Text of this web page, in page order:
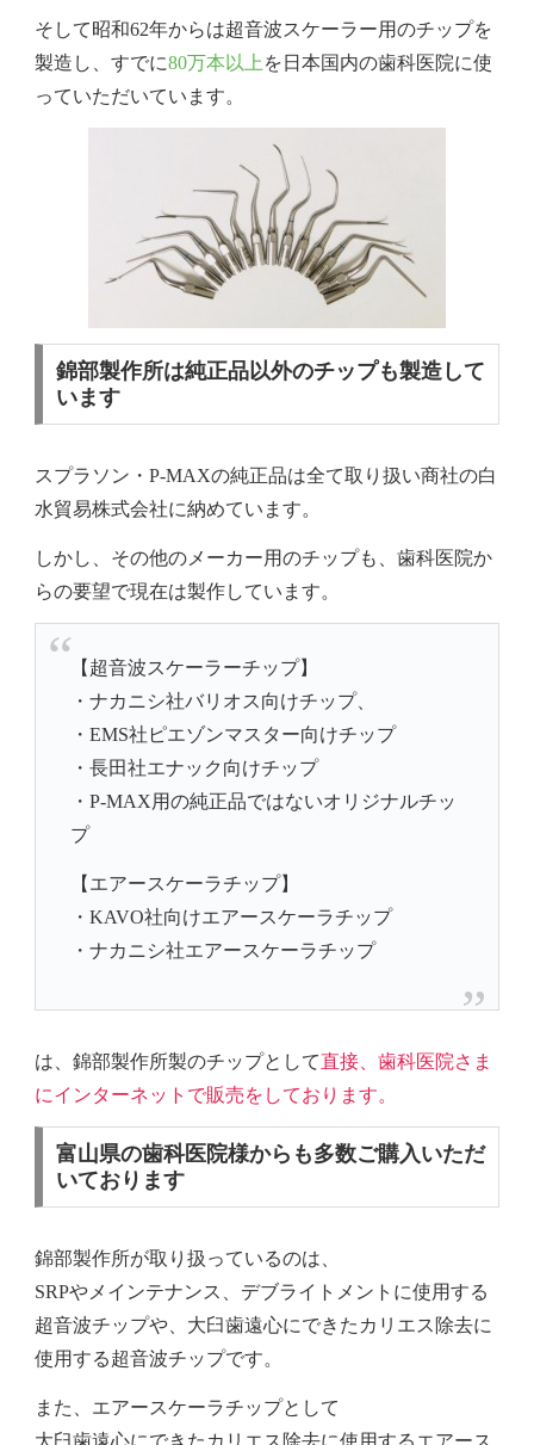
そして昭和62年からは超音波スケーラー用のチップを
製造し、すでに80万本以上 を日本国内の歯科医院に使
っていただいています。
錦部製作所は純正品以外のチップも製造して
います
スプラソン・P-MAXの純正品は全て取り扱い商社の白
水貿易株式会社に納めています。
しかし、その他のメーカー用のチップも、歯科医院か
らの要望で現在は製作しています。
【超音波スケーラーチップ】
・ナカニシ社バリオス向けチップ、
・EMS社ピエゾンマスター向けチップ
・長田社エナック向けチップ
・P-MAX用の純正品ではないオリジナルチッ
プ
【エアースケーラチップ】
・KAVO社向けエアースケーラチップ
・ナカニシ社エアースケーラチップ
は、 錦部製作所製のチップとして直接、歯科医院さま
にインターネットで販売をしております。
富山県の歯科医院様からも多数ご購入いただ
いております
錦部製作所が取り扱っているのは、
SRPやメインテナンス、デブライトメントに使用する
超音波チップや、大臼歯遠心にできたカリエス除去に
使用する超音波チップです。
また、エアースケーラチップとして
大臼歯遠心にできたカリエス除去に使用するエアース